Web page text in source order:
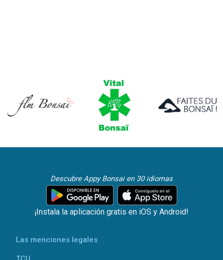
Descubre Appy Bonsai en 30 idiomas
¡Instala la aplicación gratis en iOS y Android!
Las menciones legales